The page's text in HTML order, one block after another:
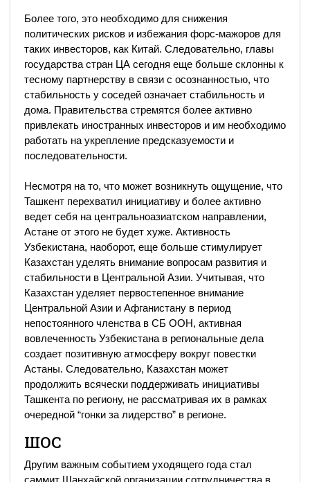
Более того, это необходимо для снижения
политических рисков и избежания форс-мажоров для
таких инвесторов, как Китай. Следовательно, главы
государства стран ЦА сегодня еще больше склонны к
тесному партнерству в связи с осознанностью, что
стабильность у соседей означает стабильность и
дома. Правительства стремятся более активно
привлекать иностранных инвесторов и им необходимо
работать на укрепление предсказуемости и
последовательности.
Несмотря на то, что может возникнуть ощущение, что
Ташкент перехватил инициативу и более активно
ведет себя на центральноазиатском направлении,
Астане от этого не будет хуже. Активность
Узбекистана, наоборот, еще больше стимулирует
Казахстан уделять внимание вопросам развития и
стабильности в Центральной Азии. Учитывая, что
Казахстан уделяет первостепенное внимание
Центральной Азии и Афганистану в период
непостоянного членства в СБ ООН, активная
вовлеченность Узбекистана в региональные дела
создает позитивную атмосферу вокруг повестки
Астаны. Следовательно, Казахстан может
продолжить всячески поддерживать инициативы
Ташкента по региону, не рассматривая их в рамках
очередной “гонки за лидерство” в регионе.
ШОС
Другим важным событием уходящего года стал
саммит Шанхайской организации сотрудничества в